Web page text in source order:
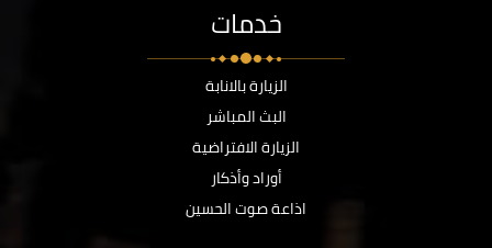
خدمات
الزيارة بالانابة
البث المباشر
الزيارة الافتراضية
أوراد وأذكار
اذاعة صوت الحسين